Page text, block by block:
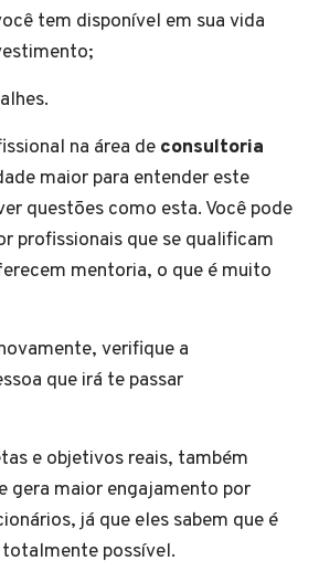
tem disponível em sua vida
na área de consultoria
maior para entender este
questões como esta. Você pode
profissionais que se qualificam
mentoria, o que é muito
verifique a
que irá te passar
e objetivos reais, também
gera maior engajamento por
já que eles sabem que é
possível.